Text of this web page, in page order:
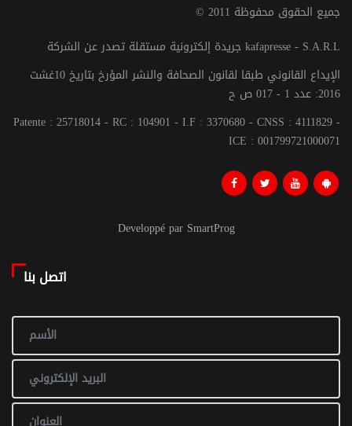
© جميع الحقوق محفوظة 2011
جريدة إلكترونية مستقلة تصدر عن الشركة kafapresse - S.A.R.L
الإيداع القانوني طبقا لقانون الصحافة والنشر المؤرخ بتاريخ 10غشت
2016: عدد 1 - 017 ص ح
Patente : 25718014 - RC : 104901 - I.F : 3370680 - CNSS : 4111829 -
ICE : 001799721000071
Developpé par SmartProg
اتصل بنا